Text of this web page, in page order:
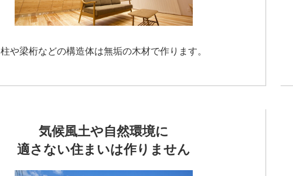
柱や梁桁などの構造体は無垢の木材で作ります。
気候風土や自然環境に
適さない住まいは作りません